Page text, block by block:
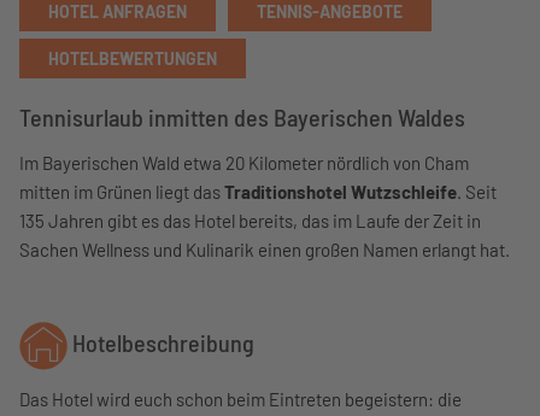
HOTEL ANFRAGEN TENNIS-ANGEBOTE
HOTELBEWERTUNGEN
Tennisurlaub inmitten des Bayerischen Waldes
Im Bayerischen Wald etwa 20 Kilometer nördlich von Cham
mitten im Grünen liegt dasTraditionshotel Wutzschleife. Seit
135 Jahren gibt es das Hotel bereits, das im Laufe der Zeit in
Sachen Wellness und Kulinarik einen großen Namen erlangt hat.
Hotelbeschreibung
Das Hotel wird euch schon beim Eintreten begeistern: die